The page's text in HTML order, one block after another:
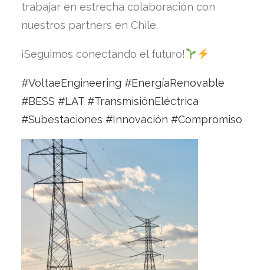
trabajar en estrecha colaboración con
nuestros partners en Chile.
¡Seguimos conectando el futuro!
#VoltaeEngineering #EnergíaRenovable
#BESS #LAT #TransmisiónEléctrica
#Subestaciones #Innovación #Compromiso